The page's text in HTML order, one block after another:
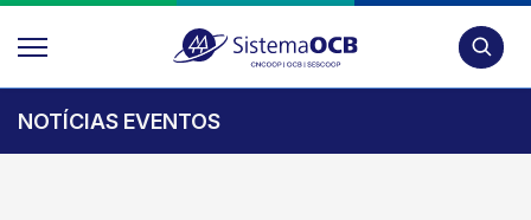
NOTÍCIAS EVENTOS